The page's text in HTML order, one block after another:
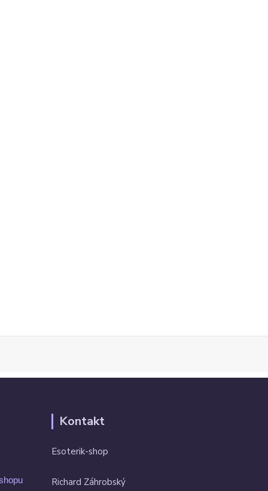
Kontakt
Esoterik-shop
Richard Záhrobský